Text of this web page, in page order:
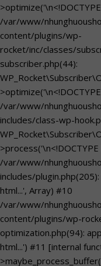
/var/www/
content/plugins/wp-
rocket/inc/classes/
subscriber.php(44):
/var/www/
includes/class-wp-
/var/www/
includes/
html...', Array) #10
/var/www/
content/plugins/wp-
optimization.php(94):
html...') #11 [internal